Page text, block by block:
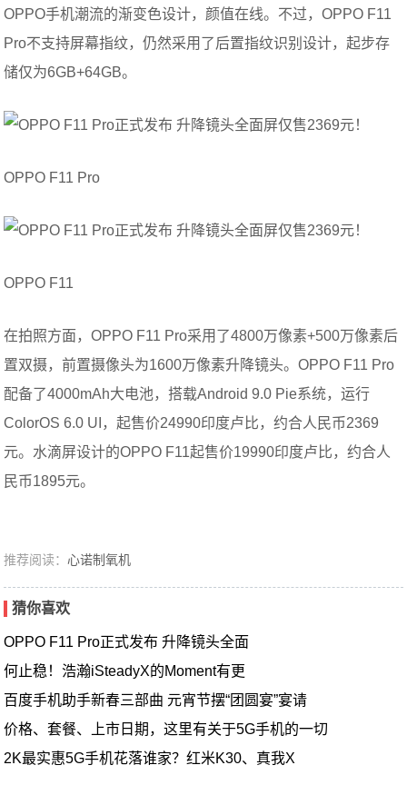
OPPO手机潮流的渐变色设计，颜值在线。不过，OPPO F11
Pro不支持屏幕指纹，仍然采用了后置指纹识别设计，起步存
储仅为6GB+64GB。
OPPO F11 Pro
OPPO F11
在拍照方面，OPPO F11 Pro采用了4800万像素+500万像素后
置双摄，前置摄像头为1600万像素升降镜头。OPPO F11 Pro
配备了4000mAh大电池，搭载Android 9.0 Pie系统，运行
ColorOS 6.0 UI，起售价24990印度卢比，约合人民币2369
元。水滴屏设计的OPPO F11起售价19990印度卢比，约合人
民币1895元。
推荐阅读： 心诺制氧机
猜你喜欢
OPPO F11 Pro正式发布 升降镜头全面
何止稳！浩瀚iSteadyX的Moment有更
百度手机助手新春三部曲 元宵节摆“团圆宴”宴请
价格、套餐、上市日期，这里有关于5G手机的一切
2K最实惠5G手机花落谁家？红米K30、真我X